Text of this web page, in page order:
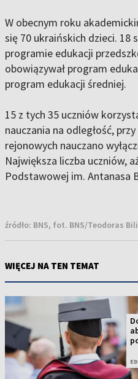
W obecnym roku
się 70 ukraińskich dzieci. 18
programie edukacji
obowiązywał program
program edukacji średniej.
15 z tych 35 uczniów
nauczania na odległość,
rejonowych nauczano
Największa liczba uczniów,
Podstawowej im. Antanasa
źródło: BNS, fot. BNS/Teodoras
WIĘCEJ NA TEN TEMAT